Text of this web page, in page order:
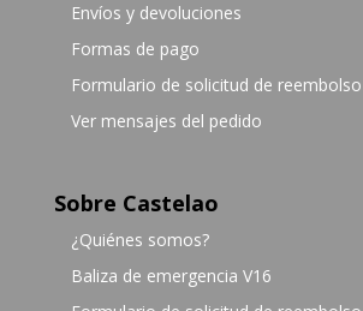
Envíos y devoluciones
Formas de pago
Formulario de solicitud de reembolso
Ver mensajes del pedido
Sobre Castelao
¿Quiénes somos?
Baliza de emergencia V16